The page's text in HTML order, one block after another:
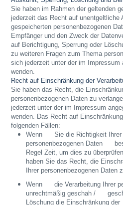
Sie haben im Rahmen der geltenden
jederzeit das Recht auf unentgeltliche
gespeicherten personenbezogenen
Empfänger und den Zweck der
auf Berichtigung, Sperrung oder
zu weiteren Fragen zum Thema
sich jederzeit unter der im Impressum
wenden.
Recht auf Einschränkung der
Sie haben das Recht, die
personenbezogenen Daten zu
jederzeit unter der im Impressum
wenden. Das Recht auf
folgenden Fällen:
Wenn Sie die Richtigkeit Ihrer
personenbezogenen Daten
Regel Zeit, um dies zu
haben Sie das Recht, die
Ihrer personenbezogenen Daten
Wenn die Verarbeitung Ihrer
unrechtmäßig geschah /
Löschung die Einschränkung